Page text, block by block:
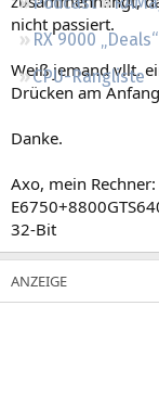
RX 9000 „Deals“
CPU-Rangliste
nicht passiert.
Weiß jemand vllt.
Drücken am
Danke.
Axo, mein Rechner:
32-Bit